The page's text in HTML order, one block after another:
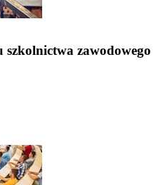
zawodowego